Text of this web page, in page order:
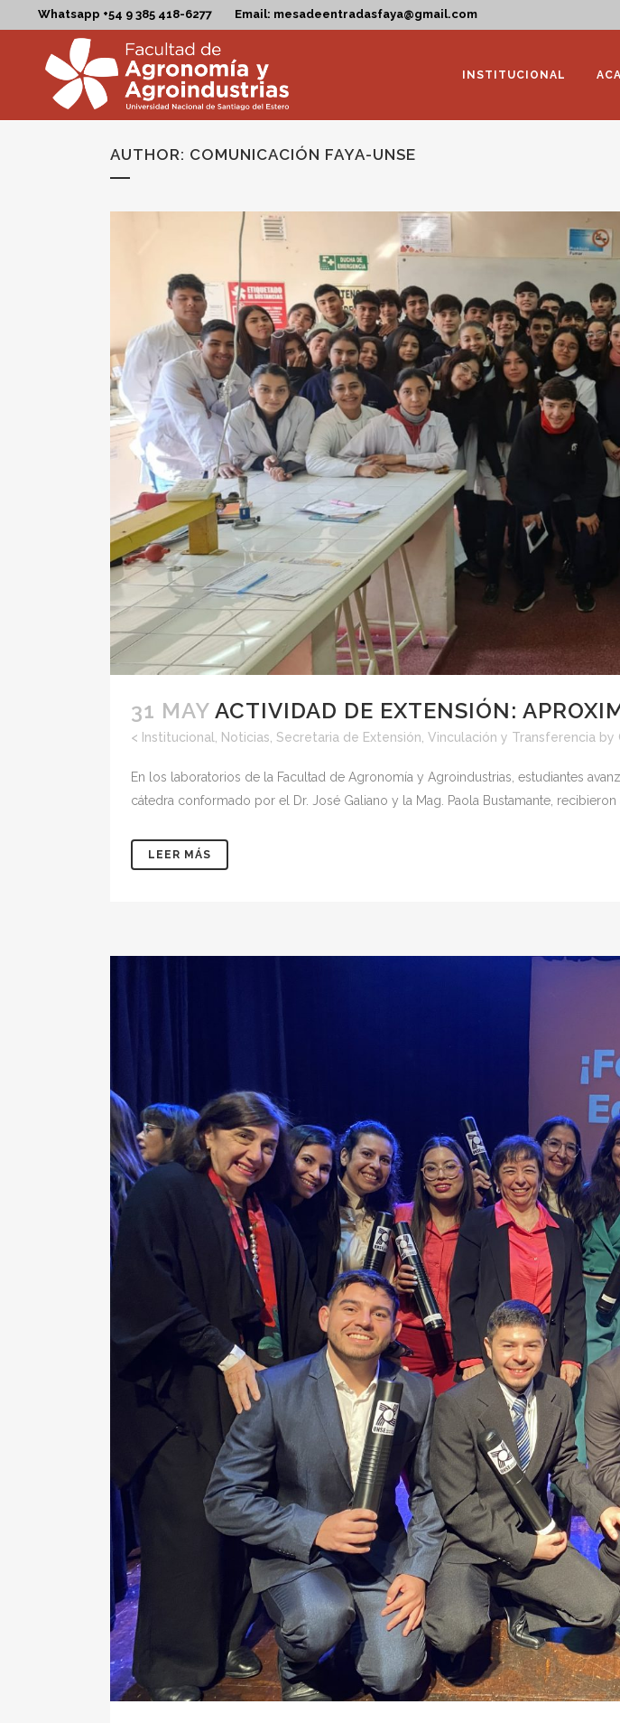
Email: mesadeentradasfaya@gmail.com
Whatsapp +54 9 385 418-6277
INSTITUCIONAL
AUTHOR: COMUNICACIÓN FAYA-UNSE
31 MAY ACTIVIDAD DE EXTENSIÓN:
< Institucional, Noticias, Secretaria de Extensión, Vinculación y Transferencia by
En los laboratorios de la Facultad de Agronomía y Agroindustrias, estudiantes
cátedra conformado por el Dr. José Galiano y la Mag. Paola Bustamante,
LEER MÁS